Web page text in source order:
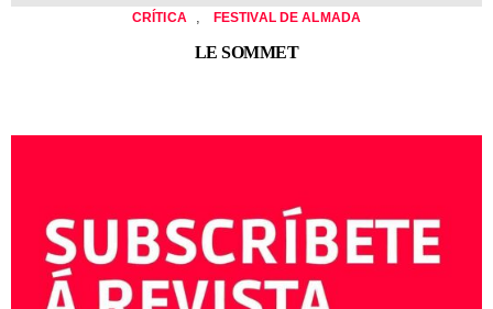
CRÍTICA FESTIVAL DE ALMADA
LE SOMMET